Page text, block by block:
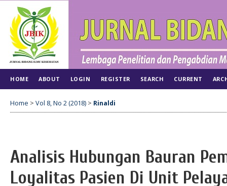
HOME ABOUT LOGIN REGISTER SEARCH CURRENT
Home > Vol 8, No 2 (2018) > Rinaldi
Analisis Hubungan Bauran
Loyalitas Pasien Di Unit